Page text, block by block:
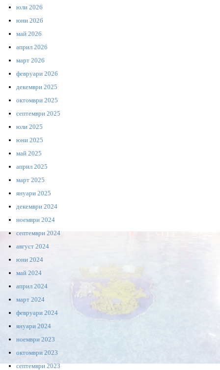
юли 2026
юни 2026
май 2026
април 2026
март 2026
февруари 2026
декември 2025
октомври 2025
септември 2025
юли 2025
юни 2025
май 2025
април 2025
март 2025
януари 2025
декември 2024
ноември 2024
септември 2024
август 2024
юни 2024
май 2024
април 2024
март 2024
февруари 2024
януари 2024
ноември 2023
октомври 2023
септември 2023